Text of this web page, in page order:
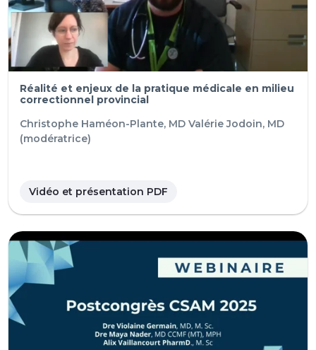
Réalité et enjeux de la pratique médicale en milieu
correctionnel provincial
Christophe Haméon-Plante, MD Valérie Jodoin, MD
(modératrice)
Vidéo et présentation PDF